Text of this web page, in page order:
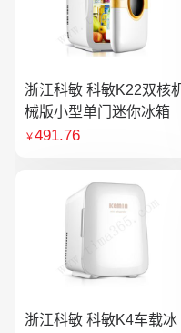
浙江科敏 科敏K22双核
械版小型单门迷你冰箱
￥491.76
浙江科敏 科敏K4车载冰